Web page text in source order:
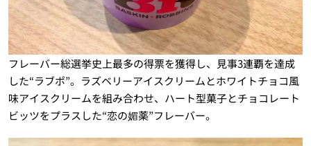
フレーバー総選挙史上最多の得票を獲得し、見事3連覇を達成
した“ラブポ”。ラズベリーアイスクリームとホワイトチョコ風
味アイスクリームを組み合わせ、ハート型菓子とチョコレート
ビッツをプラスした“恋の媚薬”フレーバー。